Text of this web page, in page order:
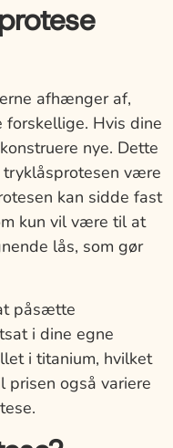
afhænger af,
Hvis dine
nye. Dette
være
kan sidde fast
kun vil være til at
lås, som gør
påsætte
i dine egne
i titanium, hvilket
også variere